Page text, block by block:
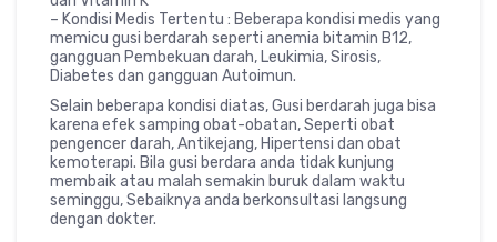
– Kondisi Medis Tertentu : Beberapa kondisi medis yang
memicu gusi berdarah seperti anemia bitamin B12,
gangguan Pembekuan darah, Leukimia, Sirosis,
Diabetes dan gangguan Autoimun.
Selain beberapa kondisi diatas, Gusi berdarah juga bisa
karena efek samping obat-obatan, Seperti obat
pengencer darah, Antikejang, Hipertensi dan obat
kemoterapi. Bila gusi berdara anda tidak kunjung
membaik atau malah semakin buruk dalam waktu
seminggu, Sebaiknya anda berkonsultasi langsung
dengan dokter.